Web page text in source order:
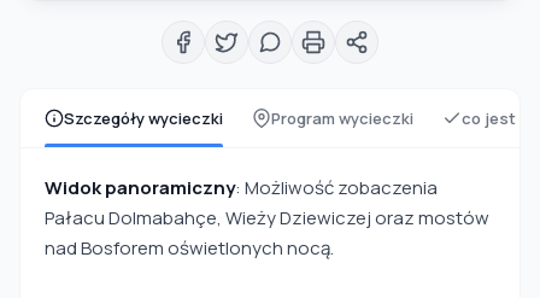
Szczegóły wycieczki Program wycieczki co jest
Widok panoramiczny: Możliwość zobaczenia
Pałacu Dolmabahçe, Wieży Dziewiczej oraz mostów
nad Bosforem oświetlonych nocą.